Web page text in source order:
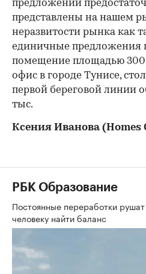
предложений
представлены на нашем
неразвитости рынка как
единичные предложения
помещение площадью 300
офис в городе Тунисе,
первой береговой линии
тыс.
Ксения Иванова (Homes
РБК Образование
Постоянные переработки
человеку найти баланс